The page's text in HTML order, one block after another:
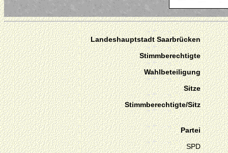
Landeshauptstadt Saarbrücken
Stimmberechtigte
Wahlbeteiligung
Sitze
Stimmberechtigte/Sitz
Partei
SPD